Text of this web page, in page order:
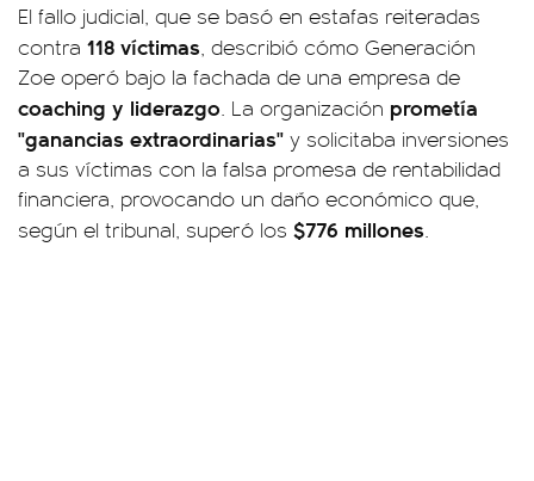
El fallo judicial, que se basó en estafas reiteradas
contra 118 víctimas, describió cómo Generación
Zoe operó bajo la fachada de una empresa de
coaching y liderazgo. La organización prometía
"ganancias extraordinarias" y solicitaba inversiones
a sus víctimas con la falsa promesa de rentabilidad
financiera, provocando un daño económico que,
según el tribunal, superó los $776 millones.